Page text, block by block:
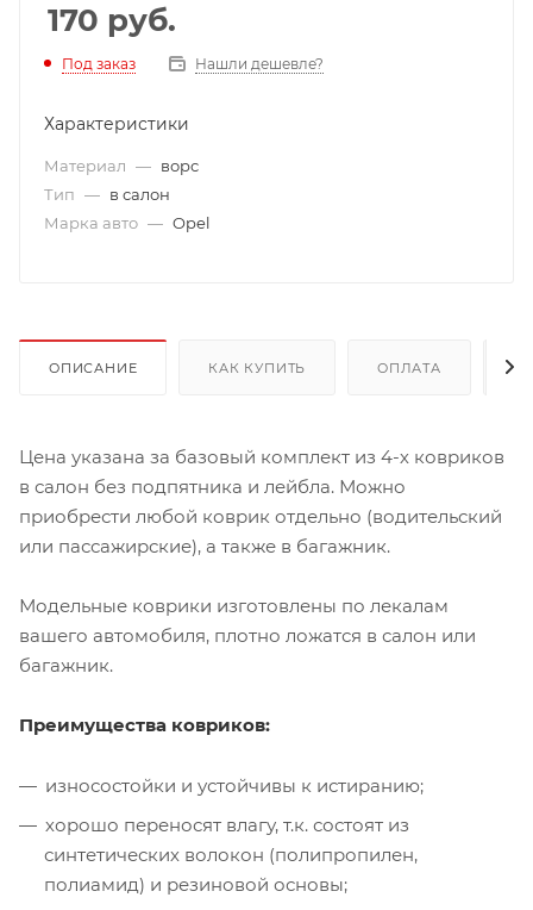
170 руб.
Под заказ Нашли дешевле?
Характеристики
Материал — ворс
Тип — в салон
Марка авто — Opel
ОПИСАНИЕ КАК КУПИТЬ ОПЛАТА
Цена указана за базовый комплект из 4-х ковриков
в салон без подпятника и лейбла. Можно
приобрести любой коврик отдельно (водительский
или пассажирские), а также в багажник.
Модельные коврики изготовлены по лекалам
вашего автомобиля, плотно ложатся в салон или
багажник.
Преимущества ковриков:
износостойки и устойчивы к истиранию;
хорошо переносят влагу, т.к. состоят из
синтетических волокон (полипропилен,
полиамид) и резиновой основы;